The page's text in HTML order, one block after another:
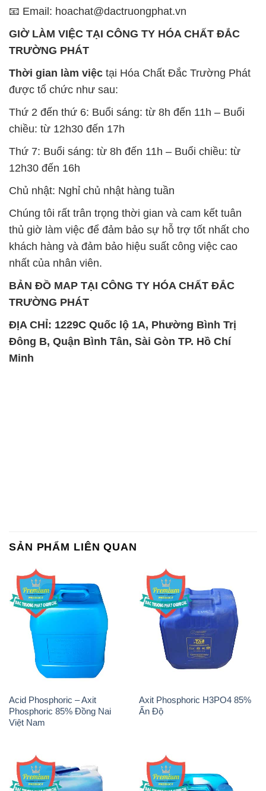
📧 Email: hoachat@dactruongphat.vn
GIỜ LÀM VIỆC TẠI CÔNG TY HÓA CHẤT ĐẮC
TRƯỜNG PHÁT
Thời gian làm việc tại Hóa Chất Đắc Trường Phát
được tổ chức như sau:
Thứ 2 đến thứ 6: Buổi sáng: từ 8h đến 11h – Buổi
chiều: từ 12h30 đến 17h
Thứ 7: Buổi sáng: từ 8h đến 11h – Buổi chiều: từ
12h30 đến 16h
Chủ nhật: Nghỉ chủ nhật hàng tuần
Chúng tôi rất trân trọng thời gian và cam kết tuân
thủ giờ làm việc để đảm bảo sự hỗ trợ tốt nhất cho
khách hàng và đảm bảo hiệu suất công việc cao
nhất của nhân viên.
BẢN ĐỒ MAP TẠI CÔNG TY HÓA CHẤT ĐẮC
TRƯỜNG PHÁT
ĐỊA CHỈ: 1229C Quốc lộ 1A, Phường Bình Trị
Đông B, Quận Bình Tân, Sài Gòn TP. Hồ Chí
Minh
SẢN PHẨM LIÊN QUAN
Acid Phosphoric – Axit
Phosphoric 85% Đồng Nai
Việt Nam
Axit Phosphoric H3PO4 85%
Ấn Độ